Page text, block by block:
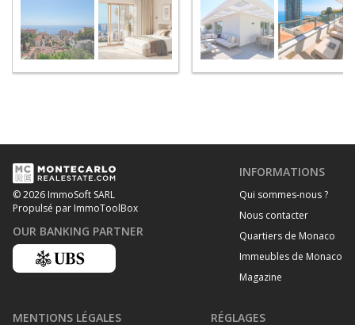
© 2026 ImmoSoft SARL
Propulsé par ImmoToolBox
OUR BANKING PARTNER
INFORMATIONS
Qui sommes-nous ?
Nous contacter
Quartiers de Monaco
Immeubles de Monaco
Magazine
MENTIONS LÉGALES RÉGLAGES